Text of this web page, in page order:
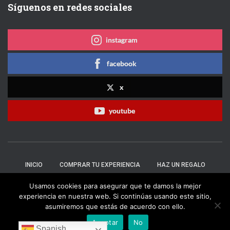
Síguenos en redes sociales
instagram
facebook
x
youtube
INICIO COMPRAR TU EXPERIENCIA HAZ UN REGALO
CONTÁCTANOS +
Hestia | Desarrollado porThemeIsle
Usamos cookies para asegurar que te damos la mejor
experiencia en nuestra web. Si continúas usando este sitio,
asumiremos que estás de acuerdo con ello.
Aceptar
No